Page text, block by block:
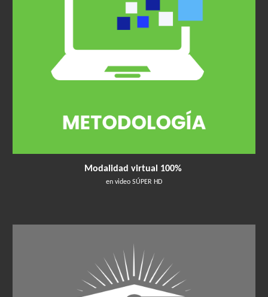
Modalidad virtual 100%
en video SÚPER HD